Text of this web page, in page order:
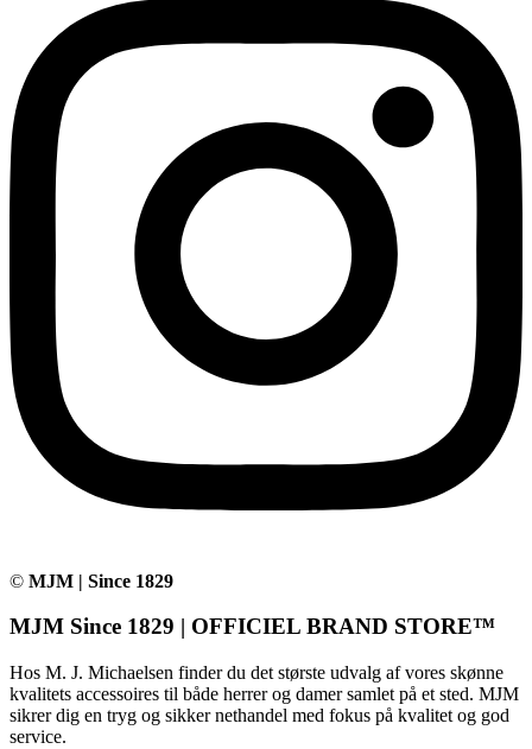
© MJM | Since 1829
MJM Since 1829 | OFFICIEL BRAND STORE™
Hos M. J. Michaelsen finder du det største udvalg af vores skønne
kvalitets accessoires til både herrer og damer samlet på et sted. MJM
sikrer dig en tryg og sikker nethandel med fokus på kvalitet og god
service.